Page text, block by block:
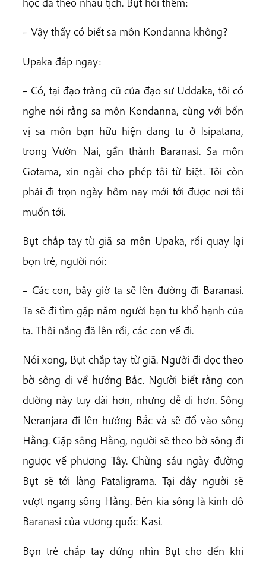
– Vậy thầy có biết sa môn Kondanna không?
Upaka đáp ngay:
– Có, tại đạo tràng cũ của đạo sư Uddaka, tôi có
nghe nói rằng sa môn Kondanna, cùng với bốn
vị sa môn bạn hữu hiện đang tu ở Isipatana,
trong Vườn Nai, gần thành Baranasi. Sa môn
Gotama, xin ngài cho phép tôi từ biệt. Tôi còn
phải đi trọn ngày hôm nay mới tới được nơi tôi
muốn tới.
Bụt chắp tay từ giã sa môn Upaka, rồi quay lại
bọn trẻ, người nói:
– Các con, bây giờ ta sẽ lên đường đi Baranasi.
Ta sẽ đi tìm gặp năm người bạn tu khổ hạnh của
ta. Thôi nắng đã lên rồi, các con về đi.
Nói xong, Bụt chắp tay từ giã. Người đi dọc theo
bờ sông đi về hướng Bắc. Người biết rằng con
đường này tuy dài hơn, nhưng dễ đi hơn. Sông
Neranjara đi lên hướng Bắc và sẽ đổ vào sông
Hằng. Gặp sông Hằng, người sẽ theo bờ sông đi
ngược về phương Tây. Chừng sáu ngày đường
Bụt sẽ tới làng Pataligrama. Tại đây người sẽ
vượt ngang sông Hằng. Bên kia sông là kinh đô
Baranasi của vương quốc Kasi.
Bọn trẻ chắp tay đứng nhìn Bụt cho đến khi